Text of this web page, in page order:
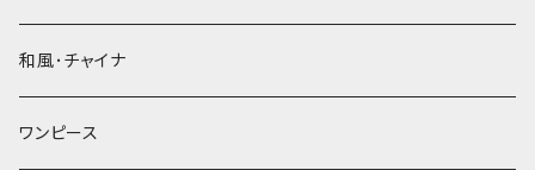
和風･チャイナ
ワンピース